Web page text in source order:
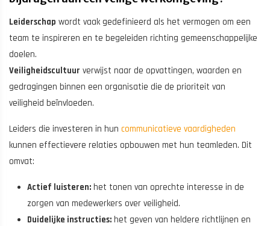
Leiderschap wordt vaak gedefinieerd als het vermogen om een
team te inspireren en te begeleiden richting gemeenschappelijke
doelen.
Veiligheidscultuur verwijst naar de opvattingen, waarden en
gedragingen binnen een organisatie die de prioriteit van
veiligheid beïnvloeden.
Leiders die investeren in hun communicatieve vaardigheden
kunnen effectievere relaties opbouwen met hun teamleden. Dit
omvat:
Actief luisteren: het tonen van oprechte interesse in de
zorgen van medewerkers over veiligheid.
Duidelijke instructies: het geven van heldere richtlijnen en